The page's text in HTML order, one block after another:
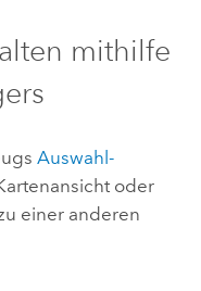
mithilfe
Auswahl-
oder
einer anderen